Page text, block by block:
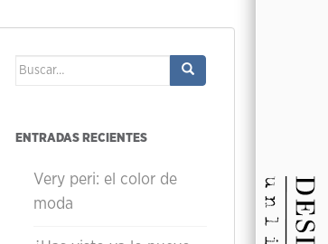
Buscar:
ENTRADAS RECIENTES
Very peri: el color de
moda